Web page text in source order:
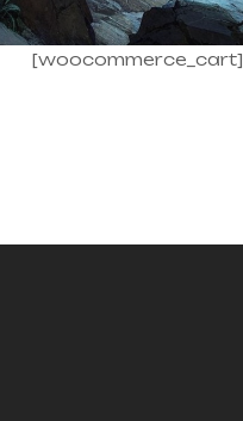
[woocommerce_cart]